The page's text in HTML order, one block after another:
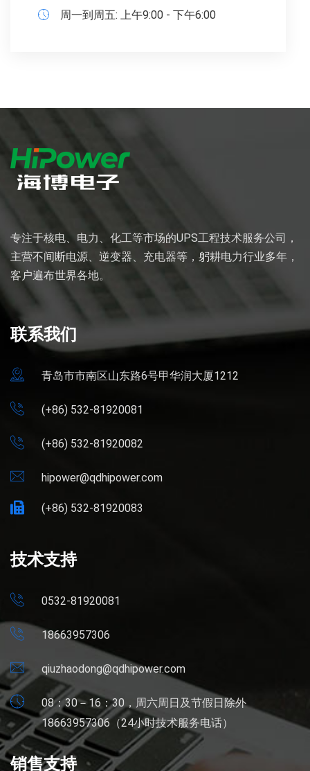
周一到周五: 上午9:00 - 下午6:00
专注于核电、电力、化工等市场的UPS工程技术服务公司，
主营不间断电源、逆变器、充电器等，躬耕电力行业多年，
客户遍布世界各地。
联系我们
青岛市市南区山东路6号甲华润大厦1212
(+86) 532-81920081
(+86) 532-81920082
hipower@qdhipower.com
(+86) 532-81920083
技术支持
0532-81920081
18663957306
qiuzhaodong@qdhipower.com
08：30－16：30，周六周日及节假日除外
18663957306（24小时技术服务电话）
销售支持